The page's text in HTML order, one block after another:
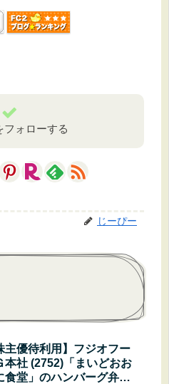
フォローする
じーぴー
主優待利用】フジオフー
本社 (2752)「まいどおお
食堂」のハンバーグ弁当